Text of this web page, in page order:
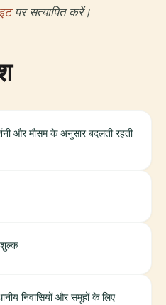
पर सत्यापित करें।
और मौसम के अनुसार बदलती रहती
निवासियों और समूहों के लिए